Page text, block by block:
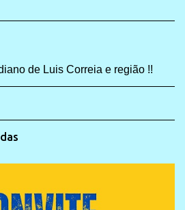
de Luis Correia e região !!